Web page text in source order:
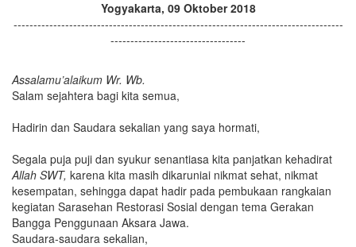
Yogyakarta, 09 Oktober 2018
-----------------------------------------------------------------------------------
----------------------------------
Assalamu’alaikum Wr. Wb.
Salam sejahtera bagi kita semua,
Hadirin dan Saudara sekalian yang saya hormati,
Segala puja puji dan syukur senantiasa kita panjatkan kehadirat
Allah SWT, karena kita masih dikaruniai nikmat sehat, nikmat
kesempatan, sehingga dapat hadir pada pembukaan rangkaian
kegiatan Sarasehan Restorasi Sosial dengan tema Gerakan
Bangga Penggunaan Aksara Jawa.
Saudara-saudara sekalian,